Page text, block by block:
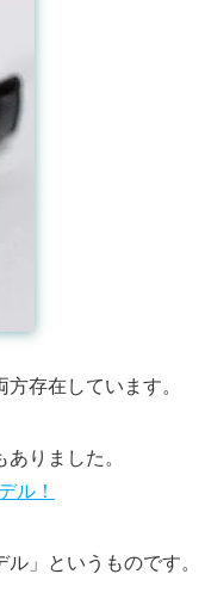
存在しています。
りました。
ル！
」というものです。